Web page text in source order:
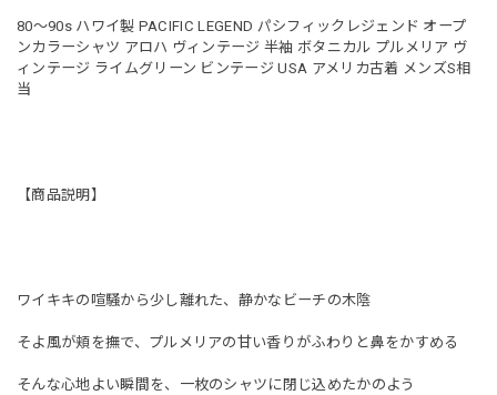
80～90s ハワイ製 PACIFIC LEGEND パシフィックレジェンド オープ
ンカラーシャツ アロハ ヴィンテージ 半袖 ボタニカル プルメリア ヴ
ィンテージ ライムグリーン ビンテージ USA アメリカ古着 メンズS相
当
【商品説明】
ワイキキの喧騒から少し離れた、静かなビーチの木陰
そよ風が頬を撫で、プルメリアの甘い香りがふわりと鼻をかすめる
そんな心地よい瞬間を、一枚のシャツに閉じ込めたかのよう